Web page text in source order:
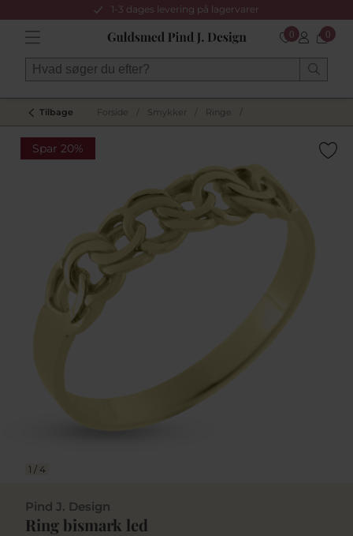
1-3 dages levering på lagervarer
0 0
Tilbage Forside Smykker Ringe
Spar 20%
1 / 4
Pind J. Design
Ring bismark led